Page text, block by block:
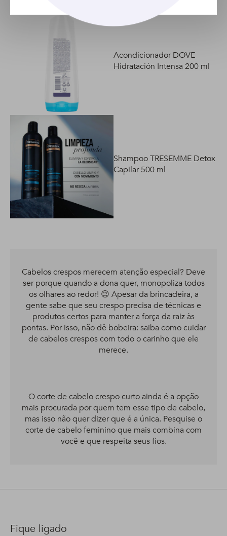
Acondicionador DOVE
Hidratación Intensa 200 ml
Shampoo TRESEMME Detox
Capilar 500 ml
Cabelos crespos merecem atenção especial? Deve
ser porque quando a dona quer, monopoliza todos
os olhares ao redor! 😉 Apesar da brincadeira, a
gente sabe que seu crespo precisa de técnicas e
produtos certos para manter a força da raiz às
pontas. Por isso, não dê bobeira: saiba como cuidar
de cabelos crespos com todo o carinho que ele
merece.
O corte de cabelo crespo curto ainda é a opção
mais procurada por quem tem esse tipo de cabelo,
mas isso não quer dizer que é a única. Pesquise o
corte de cabelo feminino que mais combina com
você e que respeita seus fios.
Fique ligado